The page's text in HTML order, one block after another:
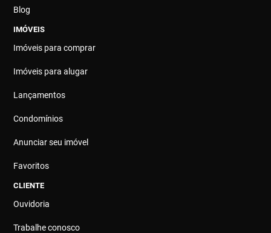
Blog
IMÓVEIS
Imóveis para comprar
Imóveis para alugar
Lançamentos
Condomínios
Anunciar seu imóvel
Favoritos
CLIENTE
Ouvidoria
Trabalhe conosco